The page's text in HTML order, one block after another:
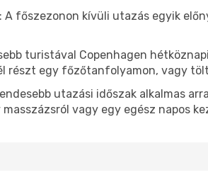
: A főszezonon kívüli utazás egyik
turistával Copenhagen
részt egy főzőtanfolyamon, vagy
utazási időszak alkalmas
vagy egy egész napos